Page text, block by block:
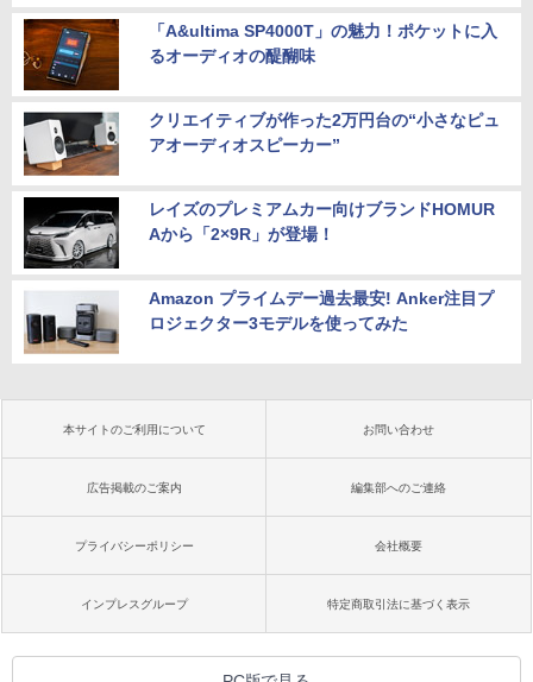
「A&ultima SP4000T」の魅力！ポケットに入
るオーディオの醍醐味
クリエイティブが作った2万円台の“小さなピュ
アオーディオスピーカー”
レイズのプレミアムカー向けブランドHOMUR
Aから「2×9R」が登場！
Amazon プライムデー過去最安! Anker注目プ
ロジェクター3モデルを使ってみた
本サイトのご利用について お問い合わせ
広告掲載のご案内 編集部へのご連絡
プライバシーポリシー 会社概要
インプレスグループ 特定商取引法に基づく表示